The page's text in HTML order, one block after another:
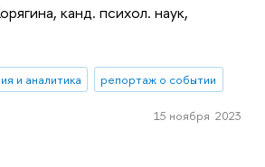
канд. психол. наук,
и аналитика репортаж о событии
15 ноября 2023